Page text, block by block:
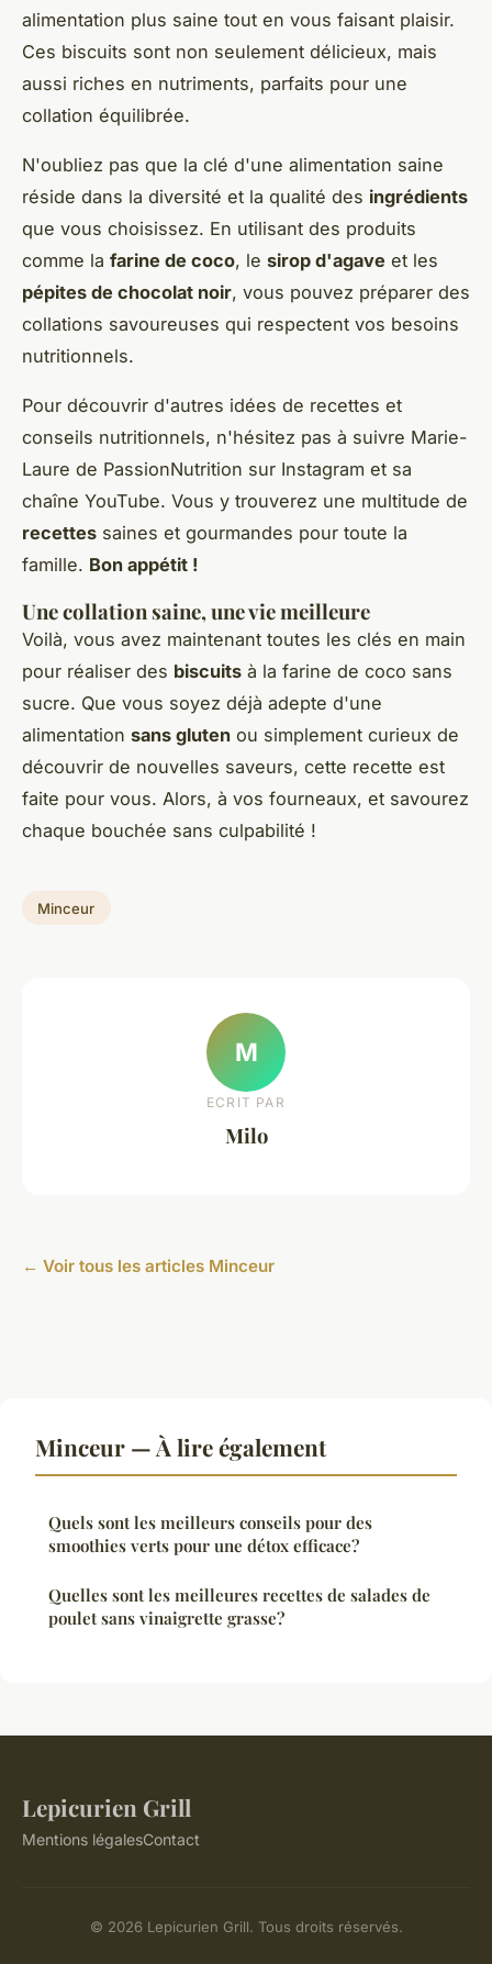
alimentation plus saine tout en vous faisant plaisir.
Ces biscuits sont non seulement délicieux, mais
aussi riches en nutriments, parfaits pour une
collation équilibrée.
N'oubliez pas que la clé d'une alimentation saine
réside dans la diversité et la qualité des ingrédients
que vous choisissez. En utilisant des produits
comme la farine de coco, le sirop d'agave et les
pépites de chocolat noir, vous pouvez préparer des
collations savoureuses qui respectent vos besoins
nutritionnels.
Pour découvrir d'autres idées de recettes et
conseils nutritionnels, n'hésitez pas à suivre Marie-
Laure de PassionNutrition sur Instagram et sa
chaîne YouTube. Vous y trouverez une multitude de
recettes saines et gourmandes pour toute la
famille. Bon appétit !
Une collation saine, une vie meilleure
Voilà, vous avez maintenant toutes les clés en main
pour réaliser des biscuits à la farine de coco sans
sucre. Que vous soyez déjà adepte d'une
alimentation sans gluten ou simplement curieux de
découvrir de nouvelles saveurs, cette recette est
faite pour vous. Alors, à vos fourneaux, et savourez
chaque bouchée sans culpabilité !
Minceur
M
ECRIT PAR
Milo
← Voir tous les articles Minceur
Minceur — À lire également
Quels sont les meilleurs conseils pour des
smoothies verts pour une détox efficace?
Quelles sont les meilleures recettes de salades de
poulet sans vinaigrette grasse?
Lepicurien Grill
Mentions légalesContact
© 2026 Lepicurien Grill. Tous droits réservés.